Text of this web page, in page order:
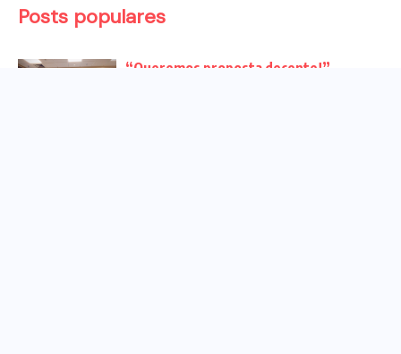
Posts populares
“Queremos proposta decente!”